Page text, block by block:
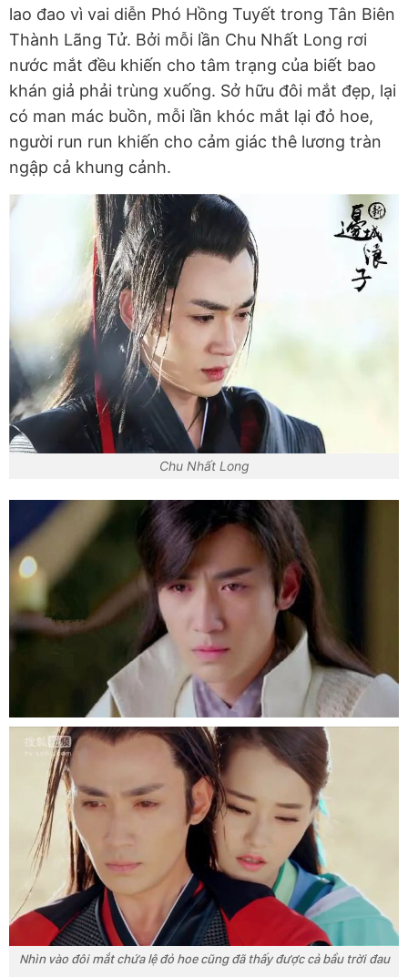
lao đao vì vai diễn Phó Hồng Tuyết trong Tân Biên
Thành Lãng Tử. Bởi mỗi lần Chu Nhất Long rơi
nước mắt đều khiến cho tâm trạng của biết bao
khán giả phải trùng xuống. Sở hữu đôi mắt đẹp, lại
có man mác buồn, mỗi lần khóc mắt lại đỏ hoe,
người run run khiến cho cảm giác thê lương tràn
ngập cả khung cảnh.
Chu Nhất Long
Nhìn vào đôi mắt chứa lệ đỏ hoe cũng đã thấy được cả bầu trời đau